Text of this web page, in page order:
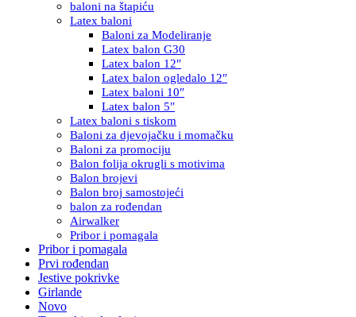
baloni na štapiću
Latex baloni
Baloni za Modeliranje
Latex balon G30
Latex balon 12″
Latex balon ogledalo 12″
Latex baloni 10″
Latex balon 5″
Latex baloni s tiskom
Baloni za djevojačku i momačku
Baloni za promociju
Balon folija okrugli s motivima
Balon brojevi
Balon broj samostojeći
balon za rođendan
Airwalker
Pribor i pomagala
Pribor i pomagala
Prvi rođendan
Jestive pokrivke
Girlande
Novo